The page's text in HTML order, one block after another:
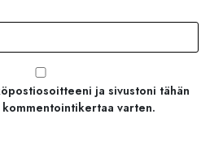
ja sivustoni tähän
varten.